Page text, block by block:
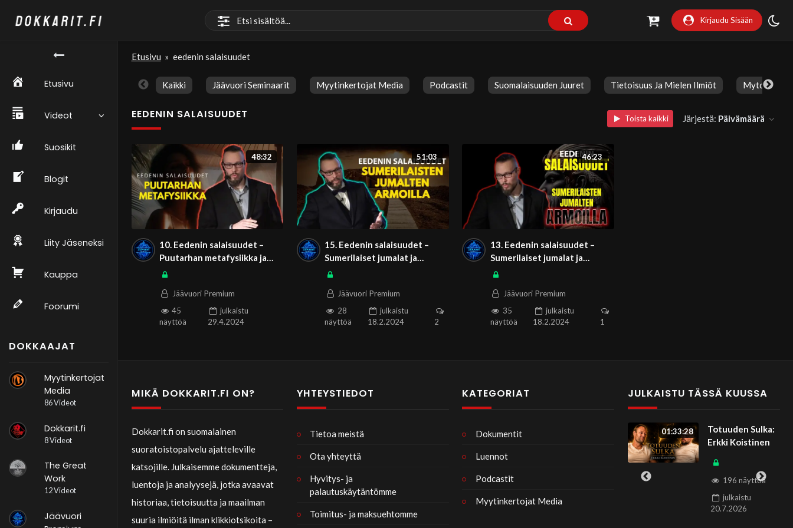
Kirjaudu Sisään
Etusivu
Videot
Suosikit
Blogit
Kirjaudu
Liity Jäseneksi
Kauppa
Foorumi
DOKKAAJAT
Myytinkertojat
Media
86 Videot
Dokkarit.fi
8 Videot
The Great
Work
12 Videot
Jäävuori
Etusivu » eedenin salaisuudet
Kaikki Jäävuori Seminaarit Myytinkertojat Media Podcastit Suomalaisuuden Juuret Tietoisuus Ja Mielen Ilmiöt Mytologia
EEDENIN SALAISUUDET Toista kaikki Järjestä: Päivämäärä
48:32
10. Eedenin salaisuudet –
Puutarhan metafysiikka ja
itsetietoisuuden synty –
Jäävuori Premium
45
näyttöä
julkaistu
29.4.2024
51:03
15. Eedenin salaisuudet –
Sumerilaiset jumalat ja
ihmiskunnan alkuperä osa 2 –
Jäävuori Premium
28
näyttöä
julkaistu
18.2.2024
2
46:23
13. Eedenin salaisuudet –
Sumerilaiset jumalat ja
ihmiskunnan alkuperä osa 1 –
Jäävuori Premium
35
näyttöä
julkaistu
18.2.2024
1
MIKÄ DOKKARIT.FI ON?
Dokkarit.fi on suomalainen
suoratoistopalvelu ajatteleville
katsojille. Julkaisemme dokumentteja,
luentoja ja analyysejä, jotka avaavat
historiaa, tietoisuutta ja maailman
suuria ilmiöitä ilman klikkiotsikoita –
YHTEYSTIEDOT
Tietoa meistä
Ota yhteyttä
Hyvitys- ja
palautuskäytäntömme
Toimitus- ja maksuehtomme
KATEGORIAT
Dokumentit
Luennot
Podcastit
Myytinkertojat Media
JULKAISTU TÄSSÄ KUUSSA
48:08
julkaistu
4.8.2026
01:09:05
julkaistu
01:33:28
Totuuden Sulka:
Erkki Koistinen
196 näyttöä
julkaistu
20.7.2026